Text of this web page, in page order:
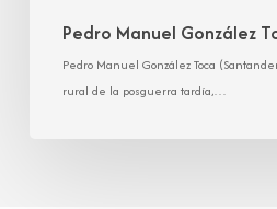
Pedro Manuel González
Pedro Manuel González Toca
rural de la posguerra tardía,…